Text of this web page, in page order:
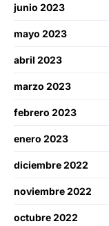
junio 2023
mayo 2023
abril 2023
marzo 2023
febrero 2023
enero 2023
diciembre 2022
noviembre 2022
octubre 2022